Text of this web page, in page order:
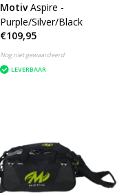
Motiv Aspire -
Purple/Silver/Black
€109,95
Nog niet gewaardeerd
LEVERBAAR